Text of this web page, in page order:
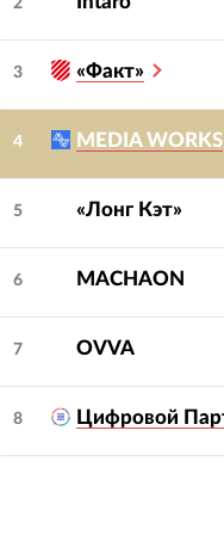
2
3 «Факт»
4 MEDIA WORKS
5 «Лонг Кэт»
6 MACHAON
7 OVVA
8